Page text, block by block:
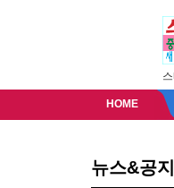
HOME
뉴스&공지